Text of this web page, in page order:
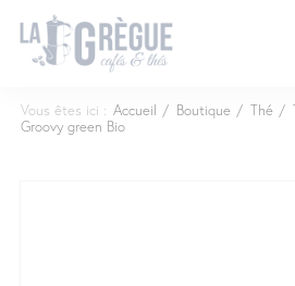
Vous êtes ici : Accueil / Boutique / Thé /
Groovy green Bio